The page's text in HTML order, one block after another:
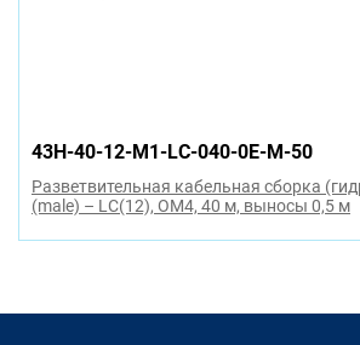
43H-40-12-M1-LC-040-0E-M-50
Разветвительная кабельная сборка
(male) – LC(12), OM4, 40 м, выносы 0,5 м